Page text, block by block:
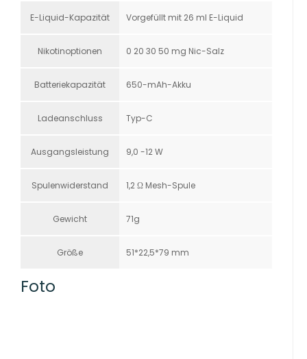
E-Liquid-Kapazität Vorgefüllt mit 26 ml E-Liquid
Nikotinoptionen 0 20 30 50 mg Nic-Salz
Batteriekapazität 650-mAh-Akku
Ladeanschluss Typ-C
Ausgangsleistung 9,0 -12 W
Spulenwiderstand 1,2 Ω Mesh-Spule
Gewicht 71g
Größe 51*22,5*79 mm
Foto